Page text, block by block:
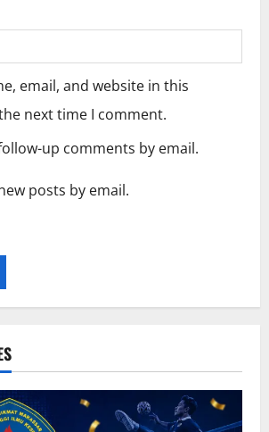
email, and website in this
next time I comment.
up comments by email.
posts by email.